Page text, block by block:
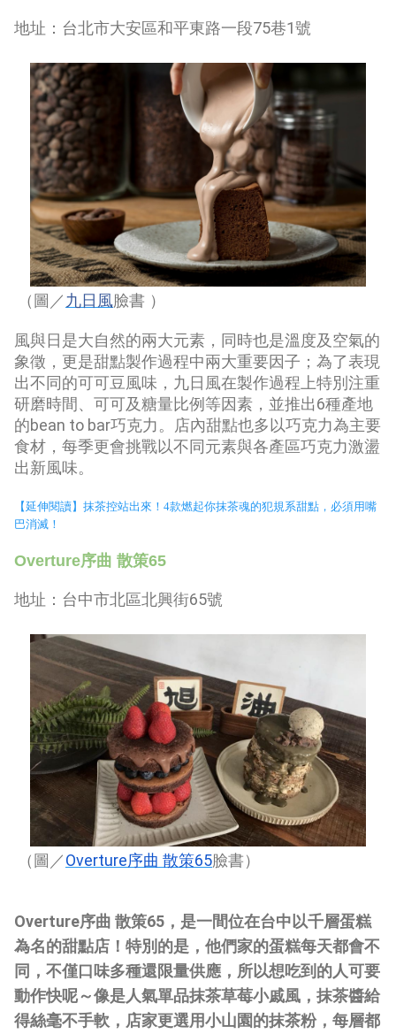
地址：台北市大安區和平東路一段75巷1號
（圖／ 九日風臉書 ）
風與日是大自然的兩大元素，同時也是溫度及空氣的
象徵，更是甜點製作過程中兩大重要因子；為了表現
出不同的可可豆風味，九日風在製作過程上特別注重
研磨時間、可可及糖量比例等因素，並推出6種產地
的bean to bar巧克力。店內甜點也多以巧克力為主要
食材，每季更會挑戰以不同元素與各產區巧克力激盪
出新風味。
【延伸閱讀】 抹茶控站出來！4款燃起你抹茶魂的犯規系甜點，必須用嘴
巴消滅！
Overture序曲 散策65
地址：台中市北區北興街65號
（圖／ Overture序曲 散策65臉書）
Overture序曲 散策65 ，是一間位在台中以千層蛋糕
為名的甜點店！特別的是，他們家的蛋糕每天都會不
同，不僅口味多種還限量供應，所以想吃到的人可要
動作快呢～像是人氣單品抹茶草莓小戚風，抹茶醬給
得絲毫不手軟，店家更選用小山園的抹茶粉，每層都